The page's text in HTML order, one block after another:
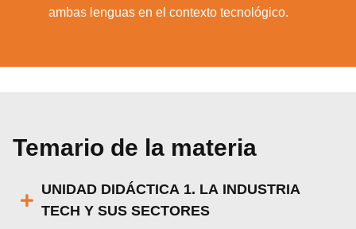
ambas lenguas en el contexto tecnológico.
Temario de la materia
UNIDAD DIDÁCTICA 1. LA INDUSTRIA
TECH Y SUS SECTORES